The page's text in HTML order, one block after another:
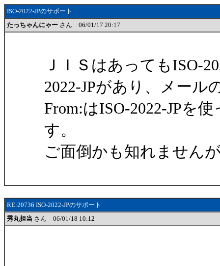
ISO-2022-JPのサポート
たっちゃんにゃー さん 06/01/17 20:17
ＪＩＳはあってもISO-
2022-JPがあり、メール
From:はISO-2022-JPを
す。
ご面倒かも知れません
RE:20736 ISO-2022-JPのサポート
秀丸担当 さん 06/01/18 10:12